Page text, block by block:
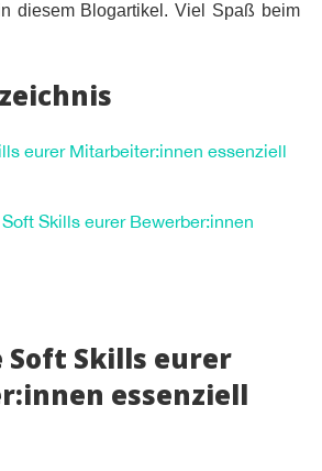
diesem Blogartikel. Viel Spaß beim
eurer Mitarbeiter:innen essenziell
Skills eurer Bewerber:innen
Soft Skills eurer
essenziell